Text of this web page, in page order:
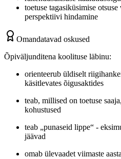
toetuse tagasiküsimise
perspektiivi hindamine
Omandatavad oskused
Õpiväljunditena koolituse läbinu:
orienteerub üldiselt
käsitlevates õigusaktides
teab, millised on toetuse
kohustused
teab „punaseid lippe“ -
jäävad
omab ülevaadet viimaste